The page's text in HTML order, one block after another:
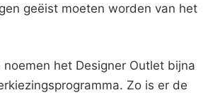
geëist moeten worden van het
het Designer Outlet bijna
Zo is er de